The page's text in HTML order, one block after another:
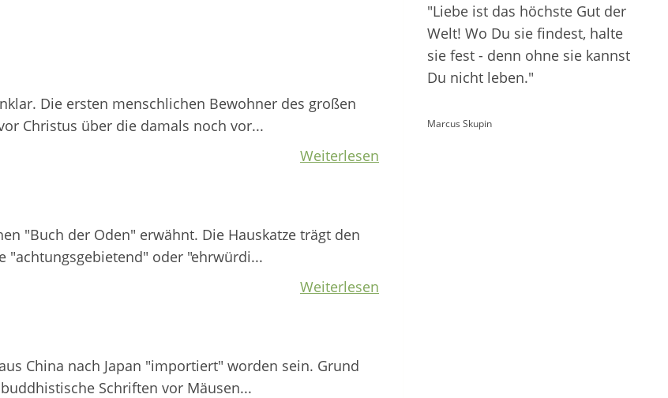
Die ersten menschlichen Bewohner des großen
Christus über die damals noch vor...
Weiterlesen
"Buch der Oden" erwähnt. Die Hauskatze trägt den
"achtungsgebietend" oder "ehrwürdi...
Weiterlesen
China nach Japan "importiert" worden sein. Grund
Schriften vor Mäusen...
"Liebe ist das höchste Gut der
Welt! Wo Du sie findest, halte
sie fest - denn ohne sie kannst
Du nicht leben."
Marcus Skupin